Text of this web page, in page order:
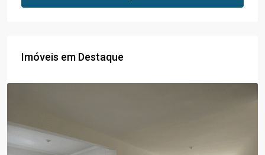
Imóveis em Destaque